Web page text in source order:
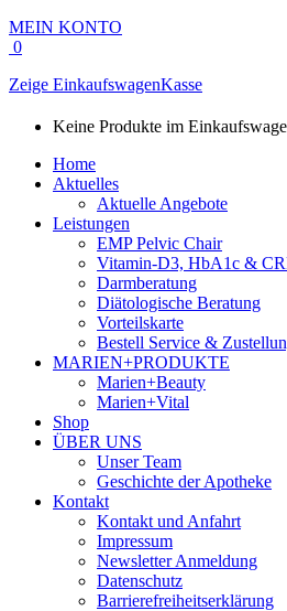
MEIN KONTO
0
Zeige EinkaufswagenKasse
Keine Produkte im
Home
Aktuelles
Aktuelle Angebote
Leistungen
EMP Pelvic Chair
Vitamin-D3, HbA1c &
Darmberatung
Diätologische Beratung
Vorteilskarte
Bestell Service &
MARIEN+PRODUKTE
Marien+Beauty
Marien+Vital
Shop
ÜBER UNS
Unser Team
Geschichte der Apotheke
Kontakt
Kontakt und Anfahrt
Impressum
Newsletter Anmeldung
Datenschutz
Barrierefreiheitserklärung